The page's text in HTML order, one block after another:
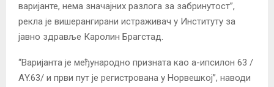
варијанте, нема значајних разлога за забринутост”,
рекла је вишерангирани истраживач у Институту за
јавно здравље Каролин Брагстад.
“Варијанта је међународно призната као а-ипсилон 63 /
АY.63/ и први пут је регистрована у Норвешкој”, наводи